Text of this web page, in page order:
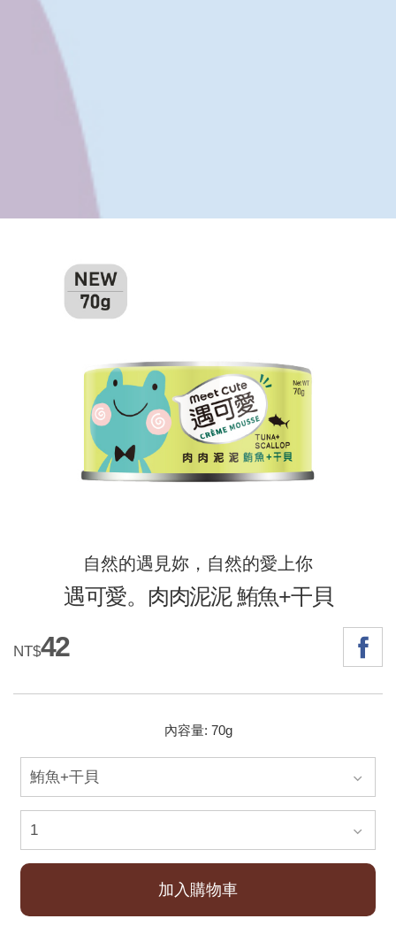
自然的遇見妳，自然的愛上你
遇可愛。肉肉泥泥 鮪魚+干貝
NT$42
內容量: 70g
加入購物車